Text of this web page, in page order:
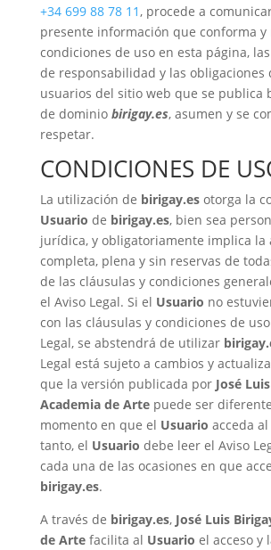
+34 699 88 78 11, procede a
presente información que conforma y
condiciones de uso en esta página,
de responsabilidad y las obligaciones
usuarios del sitio web que se publica
de dominio birigay.es, asumen y se
respetar.
CONDICIONES DE
La utilización de birigay.esotorga la
Usuario de birigay.es, bien sea
jurídica, y obligatoriamente implica la
completa, plena y sin reservas de
de las cláusulas y condiciones
el Aviso Legal. Si el Usuario no
con las cláusulas y condiciones de
Legal, se abstendrá de utilizar
Legal está sujeto a cambios y
que la versión publicada por José
Academia de Artepuede ser
momento en que el Usuario acceda
tanto, el Usuario debe leer el Aviso
cada una de las ocasiones en que
birigay.es.
A través de birigay.es, José Luis
de Artefacilita al Usuario el acceso y